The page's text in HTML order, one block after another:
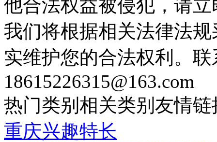
他合法权益被侵犯，请
我们将根据相关法律法
实维护您的合法权利。
18615226315@163.com
热门类别 相关类别 友情链
重庆兴趣特长